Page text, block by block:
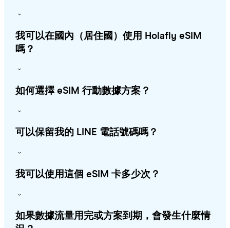
我可以在國內（居住國）使用 Holafly eSIM
嗎？
如何選擇 eSIM 行動數據方案？
可以保留我的 LINE 電話號碼嗎？
我可以使用這個 eSIM 卡多少次？
如果數據流量用完或方案到期，會發生什麼情